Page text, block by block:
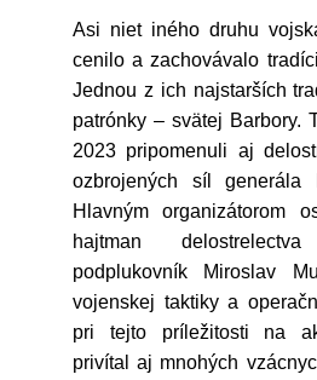
Asi niet iného druhu
cenilo a zachovávalo
Jednou z ich najstarších
patrónky – svätej Barbory.
2023 pripomenuli aj
ozbrojených síl generála
Hlavným organizátorom
hajtman
podplukovník Miroslav
vojenskej taktiky a
pri tejto príležitosti na
privítal aj mnohých